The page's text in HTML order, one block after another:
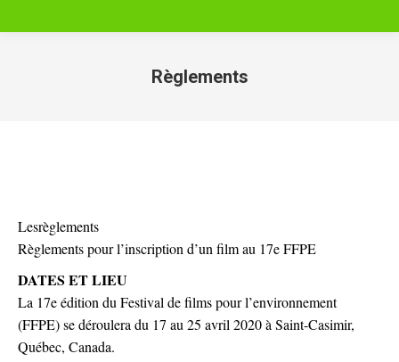
Règlements
Lesrèglements
Règlements pour l’inscription d’un film au 17e FFPE
DATES ET LIEU
La 17e édition du Festival de films pour l’environnement
(FFPE) se déroulera du 17 au 25 avril 2020 à Saint-Casimir,
Québec, Canada.